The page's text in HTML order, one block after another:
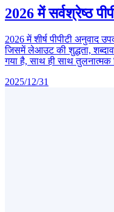
2026 में सर्वश्रेष्ठ
2026 में शीर्ष पीपीटी अनुवाद
जिसमें लेआउट की शुद्धता,
गया है, साथ ही साथ
2025/12/31